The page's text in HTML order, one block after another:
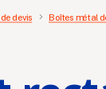
devis Boîtes métal